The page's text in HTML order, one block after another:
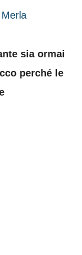
sia ormai
perché le